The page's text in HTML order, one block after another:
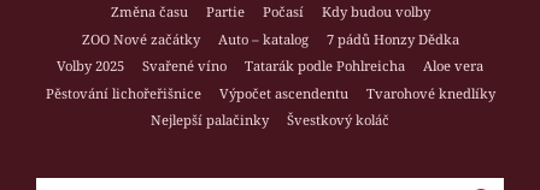
Změna času
Partie Počasí
Kdy budou volby
ZOO Nové začátky
Auto – katalog
7 pádů Honzy Dědka
Volby 2025
Svařené víno Tatarák podle Pohlreicha
Aloe vera
Pěstování lichořeřišnice
Výpočet ascendentu
Tvarohové knedlíky
Nejlepší palačinky
Švestkový koláč